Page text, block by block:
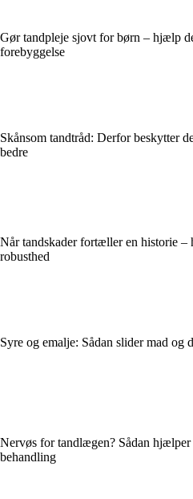
Gør tandpleje sjovt for børn – hjælp
forebyggelse
Skånsom tandtråd: Derfor beskytter
bedre
Når tandskader fortæller en historie –
robusthed
Syre og emalje: Sådan slider mad og
Nervøs for tandlægen? Sådan
behandling